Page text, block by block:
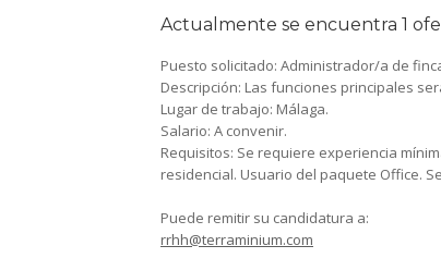
Actualmente se encuentra 1
Puesto solicitado: Administrador/a de
Descripción: Las funciones principales
Lugar de trabajo: Málaga.
Salario: A convenir.
Requisitos: Se requiere experiencia
residencial. Usuario del paquete Office.
Puede remitir su candidatura a:
rrhh@terraminium.com